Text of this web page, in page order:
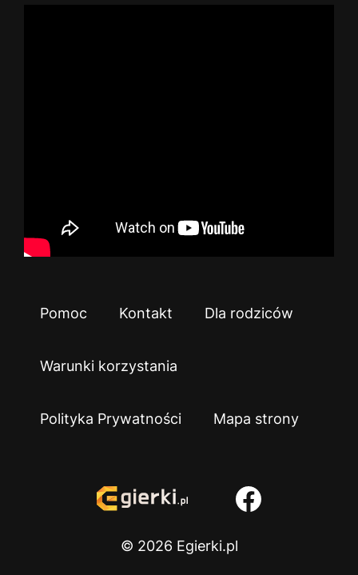
Pomoc Kontakt Dla rodziców
Warunki korzystania
Polityka Prywatności Mapa strony
© 2026 Egierki.pl